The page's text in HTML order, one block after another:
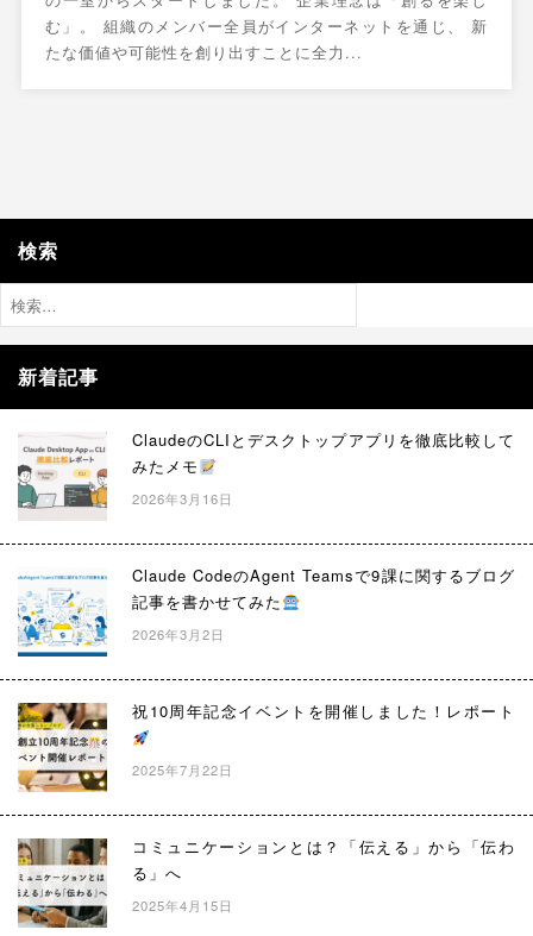
む」。 組織のメンバー全員がインターネットを通じ、 新
たな価値や可能性を創り出すことに全力...
検索
検
索:
新着記事
ClaudeのCLIとデスクトップアプリを徹底比較して
みたメモ
2026年3月16日
Claude CodeのAgent Teamsで9課に関するブログ
記事を書かせてみた
2026年3月2日
祝10周年記念イベントを開催しました！レポート
2025年7月22日
コミュニケーションとは？「伝える」から「伝わ
る」へ
2025年4月15日